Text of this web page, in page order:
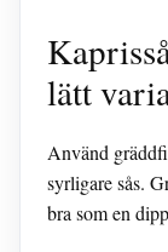
lätt
Använd
syrligare sås.
bra som en